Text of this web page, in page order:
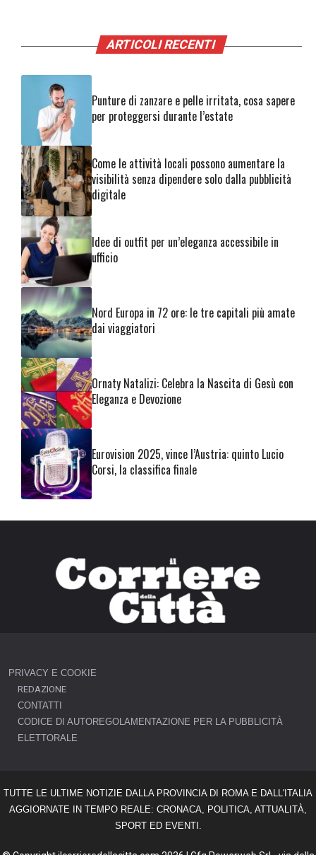
ARTICOLI RECENTI
Punture di zanzare e pelle irritata, cosa sapere
per proteggersi durante l’estate
Come le attività locali possono aumentare la
visibilità senza dipendere solo dalla pubblicità
digitale
Idee di outfit per un’eleganza accessibile in
ufficio
Nord Europa in 72 ore: le tre capitali più amate
dai viaggiatori
Ornaty Natalizi: Celebra la Nascita di Gesù con
Eleganza e Devozione
Eurovision 2025, vince l’Austria: quinto Lucio
Corsi, la classifica finale
PRIVACY E COOKIE
REDAZIONE
CONTATTI
CODICE DI AUTOREGOLAMENTAZIONE PER LA PUBBLICITÀ
ELETTORALE
TUTTE LE ULTIME NOTIZIE DALLA PROVINCIA DI ROMA E DALL'ITALIA
AGGIORNATE IN TEMPO REALE: CRONACA, POLITICA, ATTUALITÀ,
SPORT ED EVENTI.